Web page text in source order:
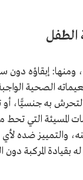
الطفل
إبقاؤه دون
الصحية
به جنسيًّا، أو
المسيئة التي
والتمييز ضده
بقيادة المركبة